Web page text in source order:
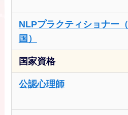
NLPプラクティショナー
国）
国家資格
公認心理師